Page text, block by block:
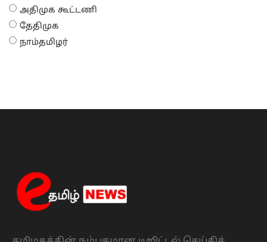
அதிமுக கூட்டணி
தேதிமுக
நாம்தமிழர்